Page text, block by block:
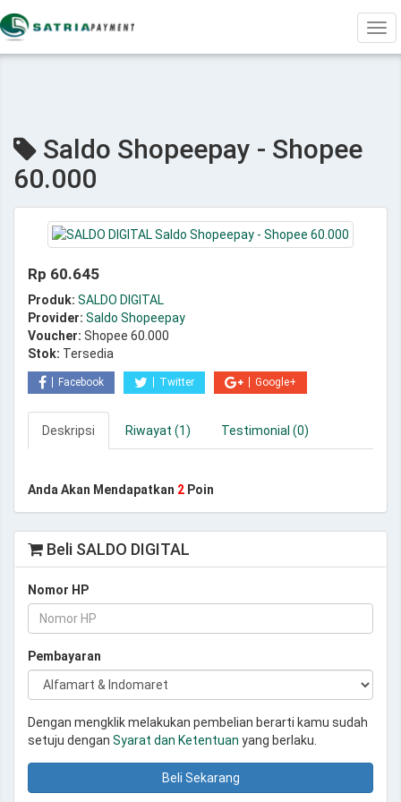
Saldo Shopeepay - Shopee
60.000
Rp 60.645
Produk: SALDO DIGITAL
Provider: Saldo Shopeepay
Voucher: Shopee 60.000
Stok: Tersedia
Facebook Twitter Google+
Deskripsi Riwayat (1) Testimonial (0)
Anda Akan Mendapatkan 2 Poin
Beli SALDO DIGITAL
Nomor HP
Pembayaran
Dengan mengklik melakukan pembelian berarti kamu sudah
setuju dengan Syarat dan Ketentuan yang berlaku.
Beli Sekarang